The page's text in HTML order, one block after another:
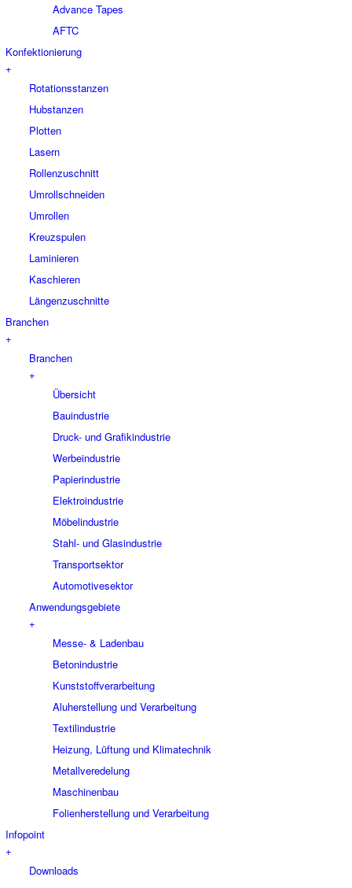
Advance Tapes
AFTC
Konfektionierung
+
Rotationsstanzen
Hubstanzen
Plotten
Lasern
Rollenzuschnitt
Umrollschneiden
Umrollen
Kreuzspulen
Laminieren
Kaschieren
Längenzuschnitte
Branchen
+
Branchen
+
Übersicht
Bauindustrie
Druck- und Grafikindustrie
Werbeindustrie
Papierindustrie
Elektroindustrie
Möbelindustrie
Stahl- und Glasindustrie
Transportsektor
Automotivesektor
Anwendungsgebiete
+
Messe- & Ladenbau
Betonindustrie
Kunststoffverarbeitung
Aluherstellung und Verarbeitung
Textilindustrie
Heizung, Lüftung und Klimatechnik
Metallveredelung
Maschinenbau
Folienherstellung und Verarbeitung
Infopoint
+
Downloads